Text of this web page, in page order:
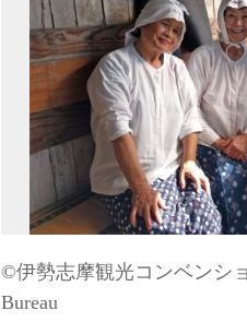
©伊勢志摩観光コンベンシ
Bureau